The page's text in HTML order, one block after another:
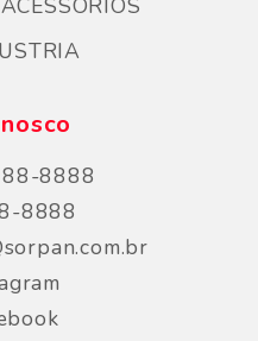
8888
8888